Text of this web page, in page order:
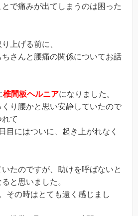
で痛みが出てしまうのは困った
上げる前に、
さんと腰痛の関係についてお話
椎間板ヘルニアになりました。
り腰かと思い安静していたので
て
目にはついに、起き上がれなく
たのですが、助けを呼ばないと
と思いました。
その時はとても遠く感じまし